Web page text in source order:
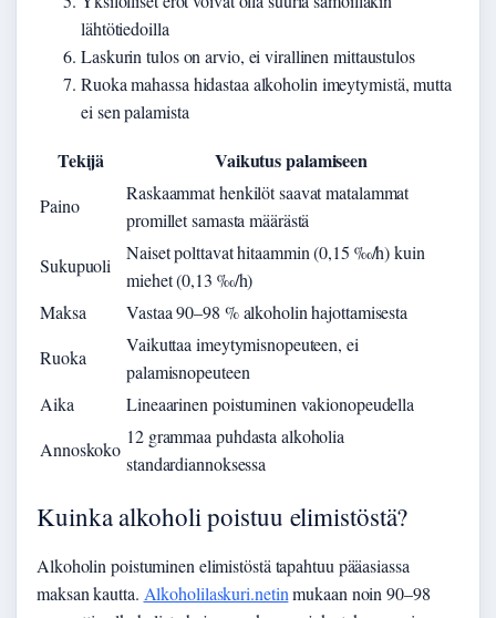
lähtötiedoilla
Laskurin tulos on arvio, ei virallinen mittaustulos
Ruoka mahassa hidastaa alkoholin imeytymistä, mutta
ei sen palamista
Tekijä Vaikutus palamiseen
Paino
Raskaammat henkilöt saavat matalammat
promillet samasta määrästä
Sukupuoli
Naiset polttavat hitaammin (0,15 ‰/h) kuin
miehet (0,13 ‰/h)
Maksa
Vastaa 90–98 % alkoholin hajottamisesta
Ruoka
Vaikuttaa imeytymisnopeuteen, ei
palamisnopeuteen
Aika
Lineaarinen poistuminen vakionopeudella
Annoskoko
12 grammaa puhdasta alkoholia
standardiannoksessa
Kuinka alkoholi poistuu elimistöstä?
Alkoholin poistuminen elimistöstä tapahtuu pääasiassa
maksan kautta. Alkoholilaskuri.netinmukaan noin 90–98